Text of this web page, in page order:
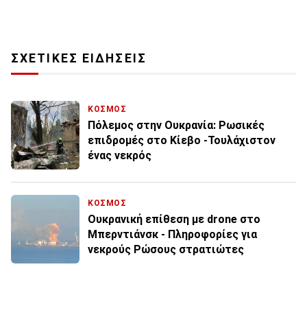
ΣΧΕΤΙΚΕΣ ΕΙΔΗΣΕΙΣ
ΚΟΣΜΟΣ
Πόλεμος στην Ουκρανία: Ρωσικές
επιδρομές στο Κίεβο -Τουλάχιστον
ένας νεκρός
ΚΟΣΜΟΣ
Ουκρανική επίθεση με drone στο
Μπερντιάνσκ - Πληροφορίες για
νεκρούς Ρώσους στρατιώτες